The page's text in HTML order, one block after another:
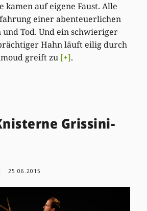
kamen auf eigene Faust. Alle
einer abenteuerlichen
Tod. Und ein schwieriger
Hahn läuft eilig durch
greift zu [+].
Grissini-
25.06.2015